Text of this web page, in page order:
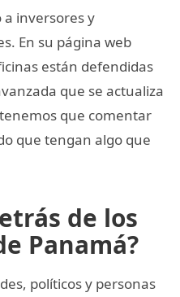
inversores y
En su página web
están defendidas
que se actualiza
que comentar
que tengan algo que
de los
Panamá?
políticos y personas